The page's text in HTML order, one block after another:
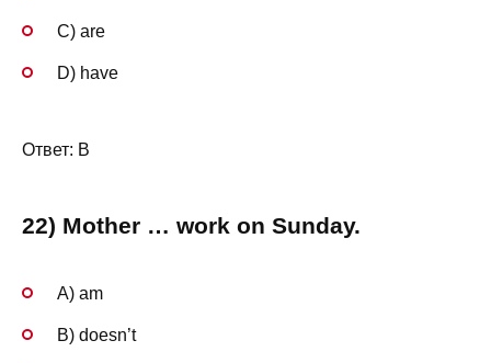
C) are
D) have
Ответ: B
22) Mother … work on Sunday.
A) am
B) doesn’t